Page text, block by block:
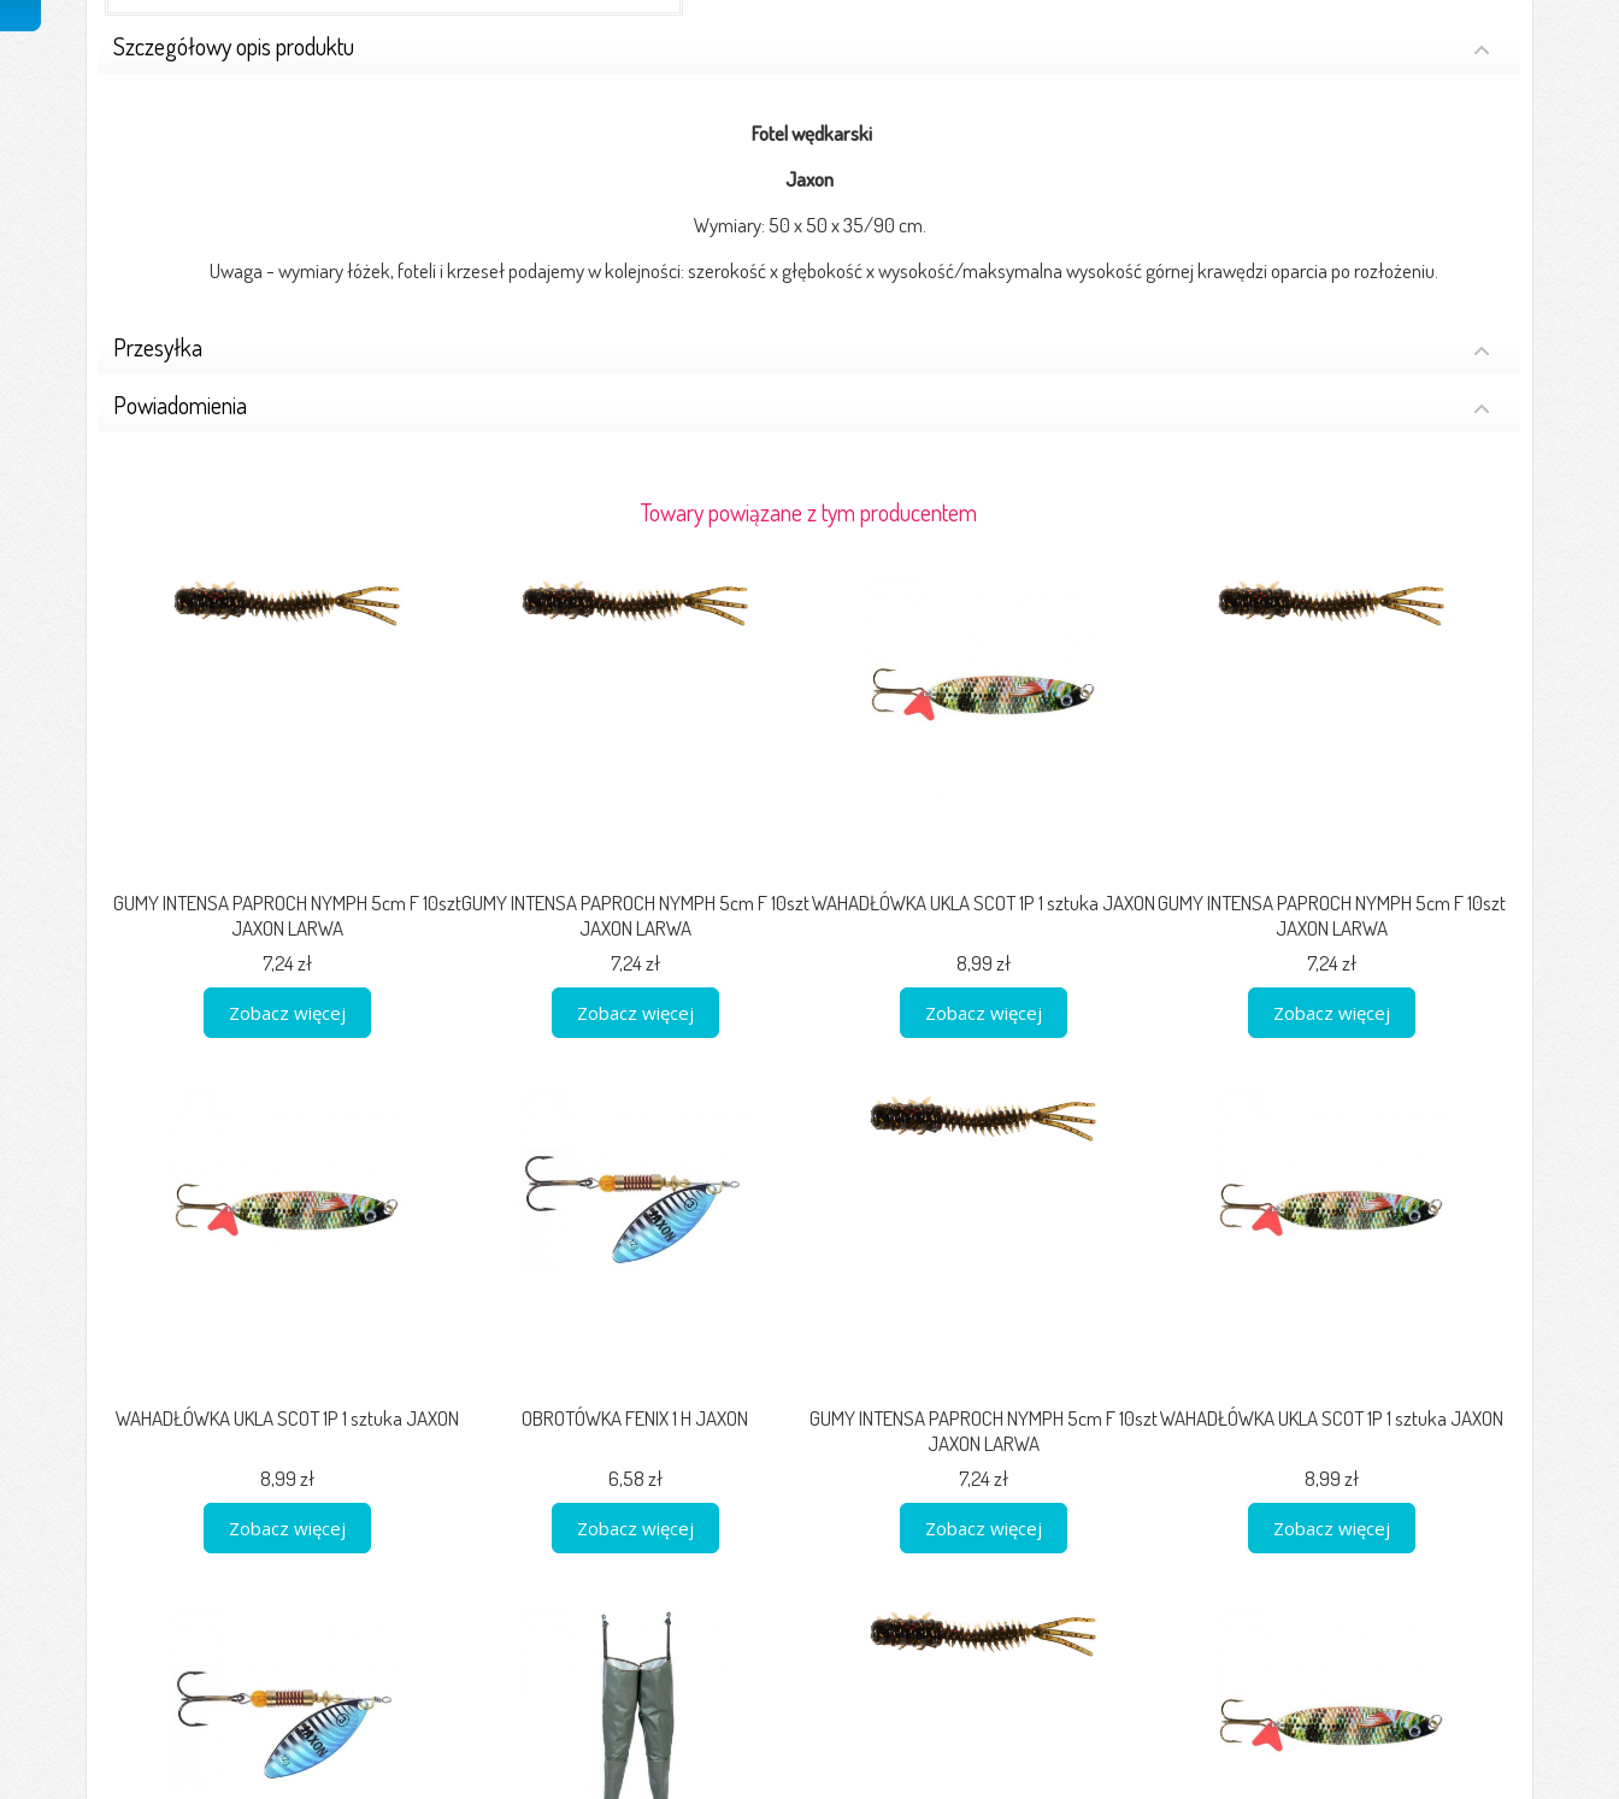
Szczegółowy opis produktu
Fotel wędkarski
Jaxon
Wymiary: 50 x 50 x 35/90 cm.
Uwaga - wymiary łóżek, foteli i krzeseł podajemy w kolejności: szerokość x głębokość x wysokość/maksymalna wysokość górnej krawędzi oparcia po rozłożeniu.
Przesyłka
Powiadomienia
Towary powiązane z tym producentem
GUMY INTENSA PAPROCH NYMPH 5cm F 10szt
JAXON LARWA
7,24 zł
Zobacz więcej
GUMY INTENSA PAPROCH NYMPH 5cm F 10szt
JAXON LARWA
7,24 zł
Zobacz więcej
WAHADŁÓWKA UKLA SCOT 1P 1 sztuka JAXON
8,99 zł
Zobacz więcej
GUMY INTENSA PAPROCH NYMPH 5cm F 10szt
JAXON LARWA
7,24 zł
Zobacz więcej
WAHADŁÓWKA UKLA SCOT 1P 1 sztuka JAXON
8,99 zł
Zobacz więcej
OBROTÓWKA FENIX 1 H JAXON
6,58 zł
Zobacz więcej
GUMY INTENSA PAPROCH NYMPH 5cm F 10szt
JAXON LARWA
7,24 zł
Zobacz więcej
WAHADŁÓWKA UKLA SCOT 1P 1 sztuka JAXON
8,99 zł
Zobacz więcej